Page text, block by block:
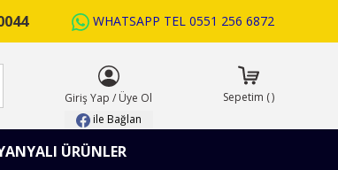
WHATSAPP TEL 0551 256 6872
Giriş Yap / Üye Ol
ile Bağlan
Sepetim ()
ÜRÜNLER